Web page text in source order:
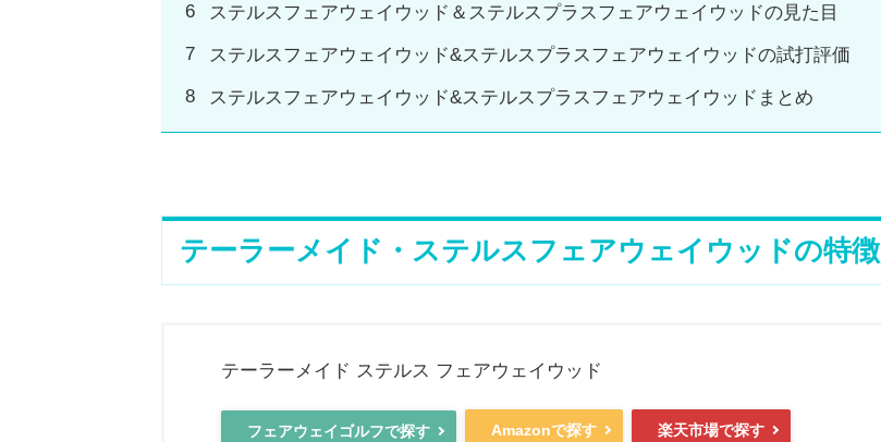
ステルスフェアウェイウッド＆ステルスプラスフェアウェイウッドの見た目
ステルスフェアウェイウッド&ステルスプラスフェアウェイウッドの試打評価
ステルスフェアウェイウッド&ステルスプラスフェアウェイウッドまとめ
テーラーメイド・ステルスフェアウェイウッドの特徴
テーラーメイド ステルス フェアウェイウッド
フェアウェイゴルフで探す Amazonで探す 楽天市場で探す